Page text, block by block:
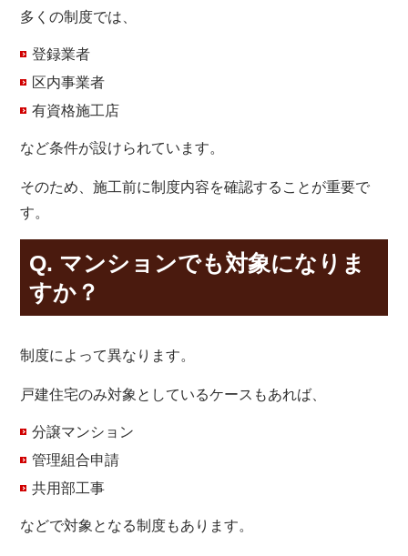
多くの制度では、
登録業者
区内事業者
有資格施工店
など条件が設けられています。
そのため、施工前に制度内容を確認することが重要で
す。
Q. マンションでも対象になりま
すか？
制度によって異なります。
戸建住宅のみ対象としているケースもあれば、
分譲マンション
管理組合申請
共用部工事
などで対象となる制度もあります。